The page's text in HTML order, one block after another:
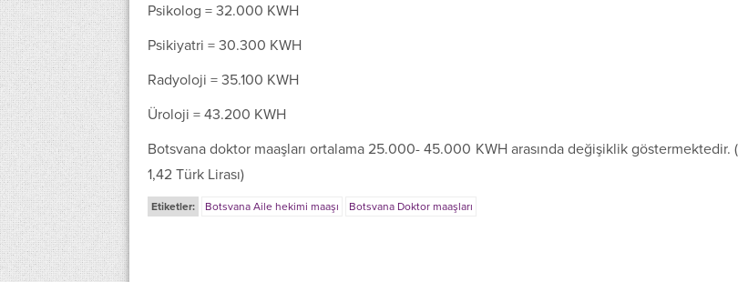
Psikolog = 32.000 KWH
Psikiyatri = 30.300 KWH
Radyoloji = 35.100 KWH
Üroloji = 43.200 KWH
Botsvana doktor maaşları ortalama 25.000- 45.000 KWH arasında değişiklik göstermektedir.
1,42 Türk Lirası)
Etiketler: Botsvana Aile hekimi maaşı Botsvana Doktor maaşları